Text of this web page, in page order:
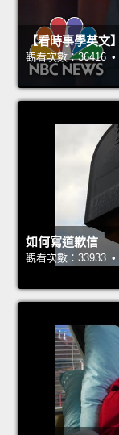
【看時事學英文
觀看次數：36416
如何寫道歉信
觀看次數：33933